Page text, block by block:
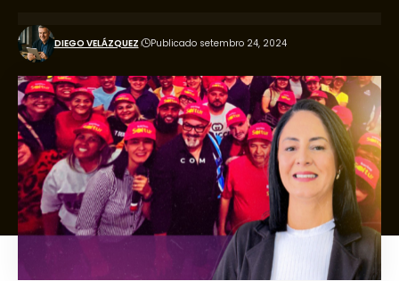
DIEGO VELÁZQUEZ Publicado setembro 24, 2024